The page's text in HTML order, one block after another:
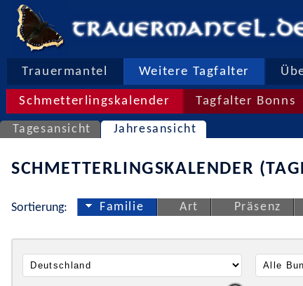
Trauermantel Weitere Tagfalter
Schmetterlingskalender Tagfalter Bonns
Tagesansicht Jahresansicht
SCHMETTERLINGSKALENDER
Sortierung: Familie Art Präsenz